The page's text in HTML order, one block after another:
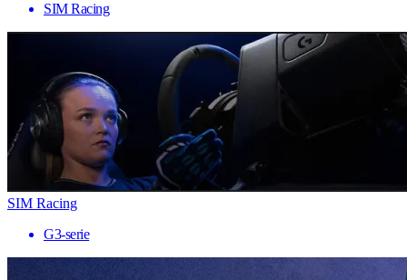
SIM Racing
SIM Racing
G3-serie